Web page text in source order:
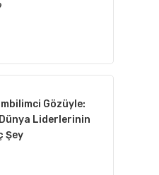
Gözüyle:
Liderlerinin
Şey